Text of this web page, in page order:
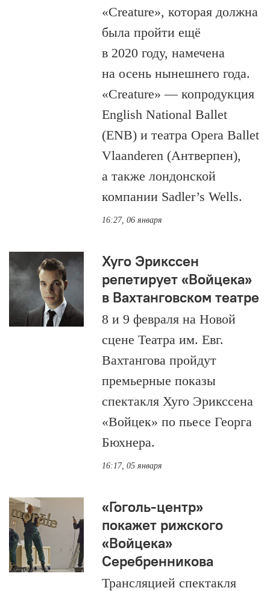
«Creature», которая должна
была пройти ещё
в 2020 году, намечена
на осень нынешнего года.
«Creature» — копродукция
English National Ballet
(ENB) и театра Opera Ballet
Vlaanderen (Антверпен),
а также лондонской
компании Sadler’s Wells.
16:27, 06 января
Хуго Эрикссен
репетирует «Войцека»
в Вахтанговском театре
8 и 9 февраля на Новой
сцене Театра им. Евг.
Вахтангова пройдут
премьерные показы
спектакля Хуго Эрикссена
«Войцек» по пьесе Георга
Бюхнера.
16:17, 05 января
«Гоголь-центр»
покажет рижского
«Войцека»
Серебренникова
Трансляцией спектакля